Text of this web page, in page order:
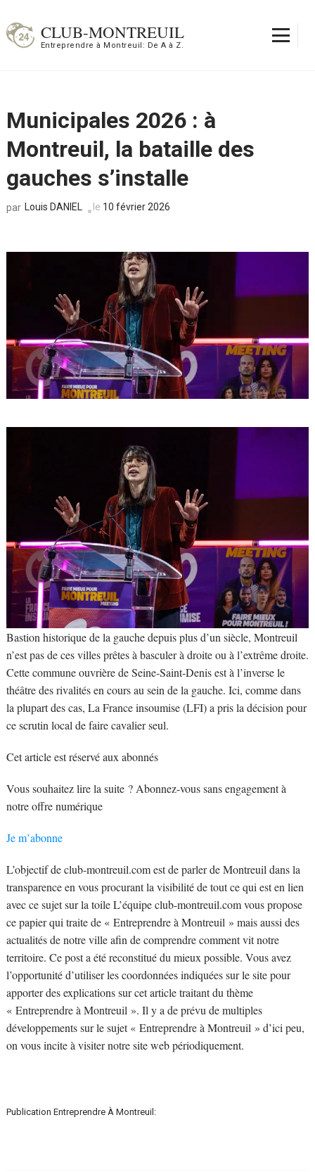
au
contenu
CLUB-MONTREUIL
Entreprendre à Montreuil: De A à Z.
Municipales 2026 : à
Montreuil, la bataille des
gauches s’installe
par Louis DANIEL le 10 février 2026
Bastion historique de la gauche depuis plus d’un siècle, Montreuil
n’est pas de ces villes prêtes à basculer à droite ou à l’extrême droite.
Cette commune ouvrière de Seine-Saint-Denis est à l’inverse le
théâtre des rivalités en cours au sein de la gauche. Ici, comme dans
la plupart des cas, La France insoumise (LFI) a pris la décision pour
ce scrutin local de faire cavalier seul.
Cet article est réservé aux abonnés
Vous souhaitez lire la suite ? Abonnez-vous sans engagement à
notre offre numérique
Je m’abonne
L’objectif de club-montreuil.com est de parler de Montreuil dans la
transparence en vous procurant la visibilité de tout ce qui est en lien
avec ce sujet sur la toile L’équipe club-montreuil.com vous propose
ce papier qui traite de « Entreprendre à Montreuil » mais aussi des
actualités de notre ville afin de comprendre comment vit notre
territoire. Ce post a été reconstitué du mieux possible. Vous avez
l’opportunité d’utiliser les coordonnées indiquées sur le site pour
apporter des explications sur cet article traitant du thème
« Entreprendre à Montreuil ». Il y a de prévu de multiples
développements sur le sujet « Entreprendre à Montreuil » d’ici peu,
on vous incite à visiter notre site web périodiquement.
Publication Entreprendre À Montreuil: